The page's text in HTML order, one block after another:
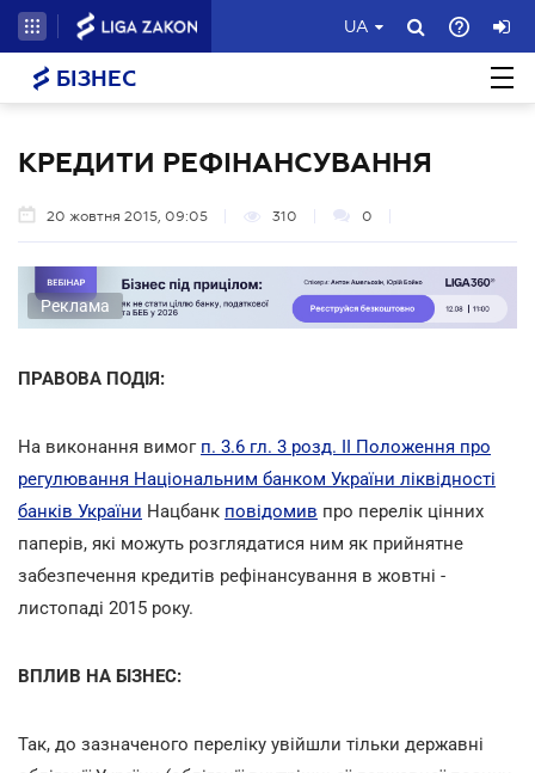
UA
БІЗНЕС
КРЕДИТИ РЕФІНАНСУВАННЯ
20 жовтня 2015, 09:05 310 0
Реклама
ПРАВОВА ПОДІЯ:
На виконання вимог п. 3.6 гл. 3 розд. II Положення про
регулювання Національним банком України ліквідності
банків України Нацбанк повідомив про перелік цінних
паперів, які можуть розглядатися ним як прийнятне
забезпечення кредитів рефінансування в жовтні -
листопаді 2015 року.
ВПЛИВ НА БІЗНЕС:
Так, до зазначеного переліку увійшли тільки державні